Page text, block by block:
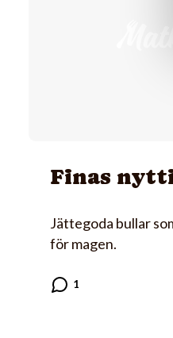
Finas
Jättegoda bullar
för magen.